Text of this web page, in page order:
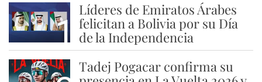
1
Líderes de Emiratos Árabes
felicitan a Bolivia por su Día
de la Independencia
Tadej Pogacar confirma su